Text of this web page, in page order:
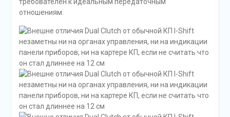
отношениям.